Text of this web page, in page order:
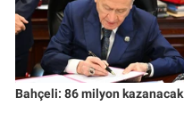
Bahçeli: 86 milyon kazanacak